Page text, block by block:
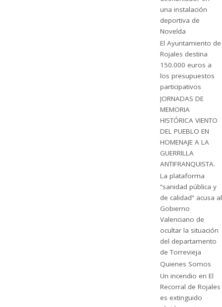
una instalación
deportiva de
Novelda
El Ayuntamiento de
Rojales destina
150.000 euros a
los presupuestos
participativos
JORNADAS DE
MEMORIA
HISTÓRICA VIENTO
DEL PUEBLO EN
HOMENAJE A LA
GUERRILLA
ANTIFRANQUISTA.
La plataforma
“sanidad pública y
de calidad” acusa al
Gobierno
Valenciano de
ocultar la situación
del departamento
de Torrevieja
Quienes Somos
Un incendio en El
Recorral de Rojales
es extinguido